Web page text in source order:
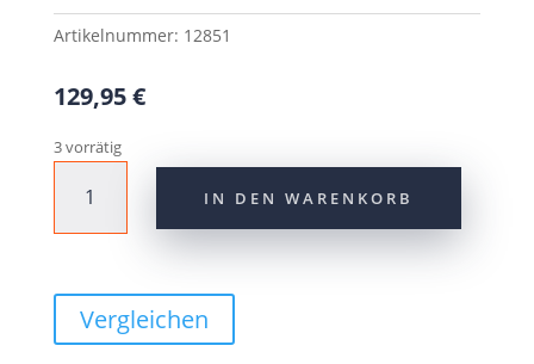
Artikelnummer: 12851
129,95€
3 vorrätig
LED-
"DLUX
micro
IN DEN WARENKORB
Vergleichen